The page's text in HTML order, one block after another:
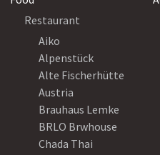
Restaurant
Aiko
Alpenstück
Alte Fischerhütte
Austria
Brauhaus Lemke
BRLO Brwhouse
Chada Thai